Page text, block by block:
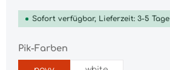
Sofort verfügbar, Lieferzeit: 3-5 Tage
Pik-Farben